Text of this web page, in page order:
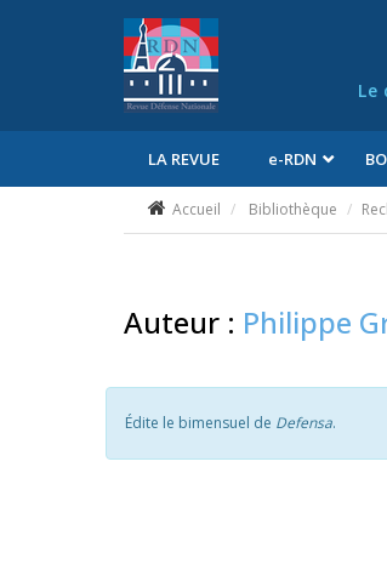
Le
LA REVUE e-RDN
Accueil Bibliothèque
Auteur : Philippe
Édite le bimensuel de Defensa.